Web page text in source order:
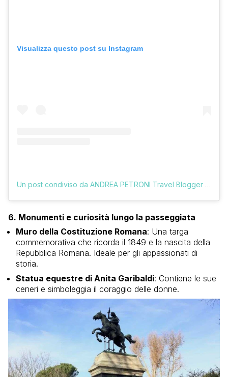
Visualizza questo post su Instagram
Un post condiviso da ANDREA PETRONI Travel Blogger (@vologratis)
6. Monumenti e curiosità lungo la passeggiata
Muro della Costituzione Romana: Una targa
commemorativa che ricorda il 1849 e la nascita della
Repubblica Romana. Ideale per gli appassionati di
storia.
Statua equestre di Anita Garibaldi: Contiene le sue
ceneri e simboleggia il coraggio delle donne.